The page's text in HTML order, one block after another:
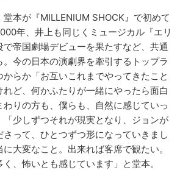
本が『MILLENIUM SHOCK』で初めて
年、井上も同じくミュージカル『エリ
帝国劇場デビューを果たすなど、共通
今の日本の演劇界を牽引するトップラ
らか「お互いこれまでやってきたこと
ど、何かふたりが一緒にやったら面白
りの方も、僕らも、自然に感じていっ
「少しずつそれが現実となり、ジョンが
って、ひとつずつ形になっていきまし
大変なこと。出来れば客席で観たい。
、怖いとも感じています」と堂本。